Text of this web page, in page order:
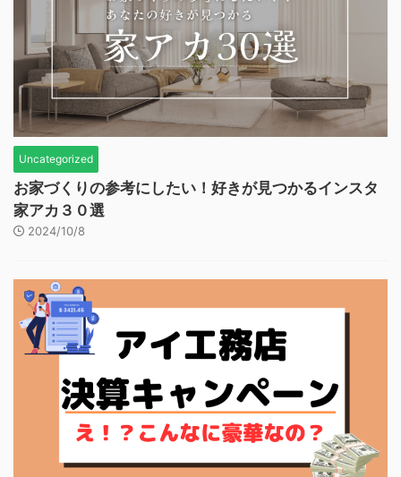
Uncategorized
お家づくりの参考にしたい！好きが見つかるインスタ
家アカ３０選
2024/10/8